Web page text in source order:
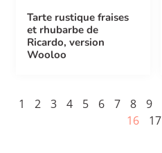
Tarte rustique fraises
et rhubarbe de
Ricardo, version
Wooloo
1 2 3 4 5 6 7 8 9
16
17